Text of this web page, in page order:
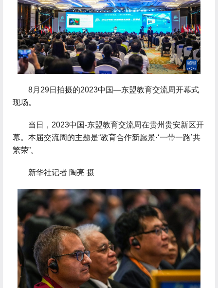
8月29日拍摄的2023中国—东盟教育交流周开幕式
现场。
当日，2023中国-东盟教育交流周在贵州贵安新区开
幕。本届交流周的主题是“教育合作新愿景·‘一带一路’共
繁荣”。
新华社记者 陶亮 摄